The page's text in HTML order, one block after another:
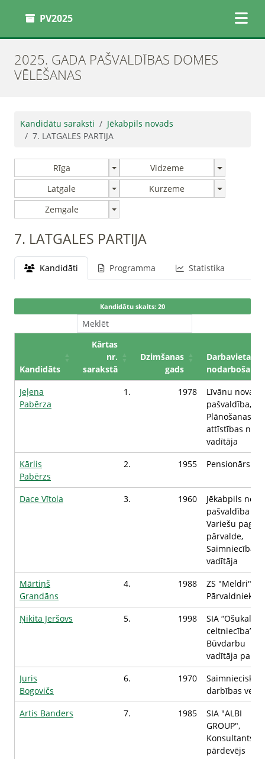
PV2025
2025. GADA PAŠVALDĪBAS DOMES
VĒLĒŠANAS
Kandidātu saraksti
Jēkabpils novads
7. LATGALES PARTIJA
Rīga
Vidzeme
Latgale
Kurzeme
Zemgale
7. LATGALES PARTIJA
Kandidāti Programma Statistika
Kandidātu skaits: 20
Kandidāts
Kārtas
nr.
sarakstā
Dzimšanas
gads
Darbavieta /
nodarbošanās
Jeļena
Pabērza
1. 1978
Līvānu novada
pašvaldība,
Plānošanas un
attīstības
vadītāja
Kārlis
Pabērzs
2. 1955 Pensionārs
Dace Vītola 3. 1960
Jēkabpils
pašvaldība
Variešu
pārvalde,
Saimniecības
vadītāja
Mārtiņš
Grandāns
4. 1988
ZS "Meldri",
Pārvaldnieks
Ņikita Jeršovs
5. 1998
SIA “Ošukalns
celtniecība”,
Būvdarbu
vadītāja palīgs
Juris
Bogovičs
6. 1970
Saimnieciskās
darbības
Artis Banders
7. 1985
SIA "ALBI
GROUP",
Konsultants-
pārdevējs